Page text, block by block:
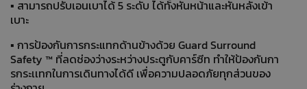
▪ สามารถปรับเอนเบาได้ 5 ระดับ ได้ทั้งหันหน้าและหันหลังเข้า
เบาะ
▪ การป้องกันการกระแทกด้านข้างด้วย Guard Surround
Safety ™ ที่ลดช่องว่างระหว่างประตูกับคาร์ซีท ทำให้ป้องกันกา
รกระเเทกในการเดินทางได้ดี เพื่อความปลอดภัยทุกส่วนของ